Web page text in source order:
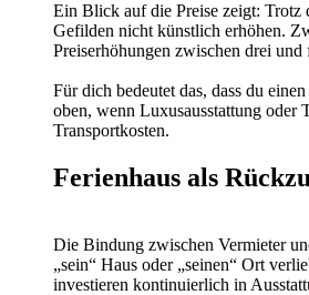
Ein Blick auf die Preise zeigt: Trotz
Gefilden nicht künstlich erhöhen.
Preiserhöhungen zwischen drei
Für dich bedeutet das, dass du
oben, wenn Luxusausstattung oder
Transportkosten.
Ferienhaus als
Die Bindung zwischen Vermieter
„sein“ Haus oder „seinen“ Ort
investieren kontinuierlich in